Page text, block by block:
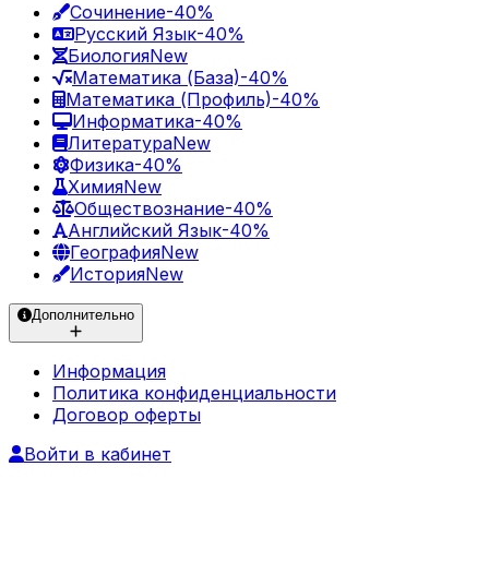
Сочинение-40%
Русский Язык-40%
БиологияNew
Математика (База)-40%
Математика (Профиль)-40%
Информатика-40%
ЛитератураNew
Физика-40%
ХимияNew
Обществознание-40%
Английский Язык-40%
ГеографияNew
ИсторияNew
Дополнительно
Информация
Политика конфиденциальности
Договор оферты
Войти в кабинет